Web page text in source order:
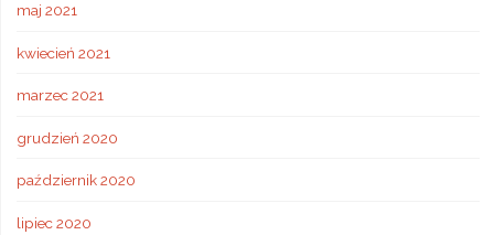
maj 2021
kwiecień 2021
marzec 2021
grudzień 2020
październik 2020
lipiec 2020